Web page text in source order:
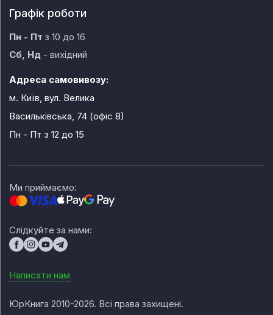
Графік роботи
Пн - Пт з 10 до 16
Сб, Нд - вихідний
Адреса самовивозу:
м. Київ, вул. Велика
Васильківська, 74 (офіс 8)
Пн - Пт з 12 до 15
Ми приймаємо:
Слідкуйте за нами:
Написати нам
ЮрКнига 2010-2026. Всі права захищені.